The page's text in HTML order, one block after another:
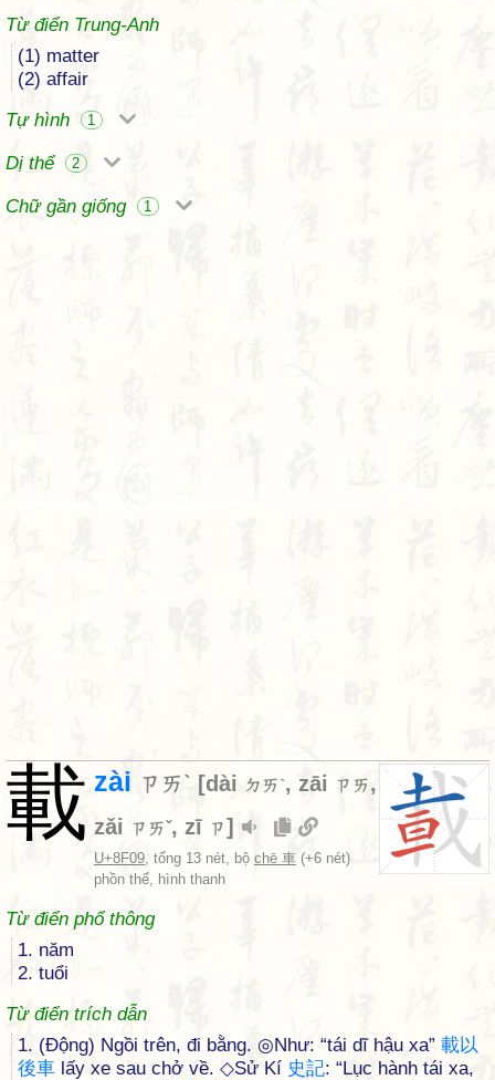
Từ điển Trung-Anh
(1) matter
(2) affair
Tự hình
1
Dị thể 2
Chữ gần giống 1
載 zài ㄗㄞˋ [dài ㄉㄞˋ, zāi ㄗㄞ,
zǎi
ㄗㄞˇ, zī ㄗ]
U+8F09, tổng 13 nét, bộ chē 車 (+6 nét)
phồn thể, hình thanh
Từ điển phổ thông
1. năm
2. tuổi
Từ điển trích dẫn
1. (Động) Ngồi trên, đi bằng. ◎Như: “tái dĩ hậu xa” 載以
後車 lấy xe sau chở về. ◇Sử Kí 史記: “Lục hành tái xa,